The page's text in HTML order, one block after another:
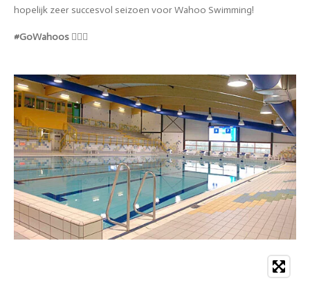
hopelijk zeer succesvol seizoen voor Wahoo Swimming!
#GoWahoos 🏊‍♂️💪